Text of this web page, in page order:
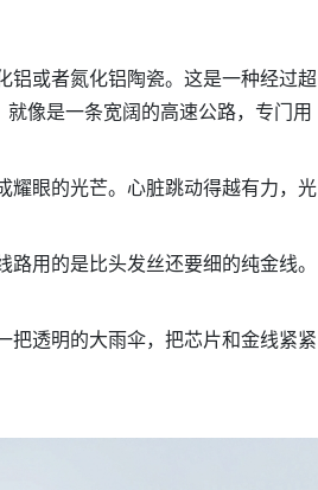
铝或者氮化铝陶瓷。这是一种经过超
像是一条宽阔的高速公路，专门用
耀眼的光芒。心脏跳动得越有力，光
用的是比头发丝还要细的纯金线。
把透明的大雨伞，把芯片和金线紧紧